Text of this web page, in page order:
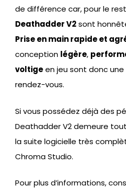
de différence car, pour le
Deathadder V2sont
Prise en main rapide et
conception légère,
voltigeen jeu sont donc
rendez-vous.
Si vous possédez déjà des
Deathadder V2 demeure
la suite logicielle très
Chroma Studio.
Pour plus d’informations,